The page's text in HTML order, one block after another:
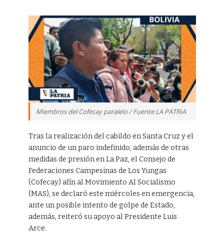
Miembros del Cofecay paralelo / Fuente LA PATRIA
Tras la realización del cabildo en Santa Cruz y el
anuncio de un paro indefinido, además de otras
medidas de presión en La Paz, el Consejo de
Federaciones Campesinas de Los Yungas
(Cofecay) afín al Movimiento Al Socialismo
(MAS), se declaró este miércoles en emergencia,
ante un posible intento de golpe de Estado,
además, reiteró su apoyo al Presidente Luis
Arce.